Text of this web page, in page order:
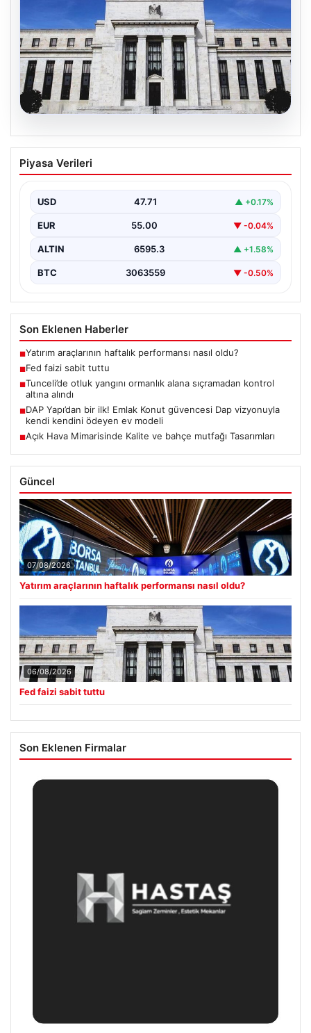
06.08.2026
Fed faizi sabit tuttu
Piyasa Verileri
USD 47.71 ▲ +0.17%
EUR 55.00 ▼ -0.04%
ALTIN 6595.3 ▲ +1.58%
BTC 3063559 ▼ -0.50%
Son Eklenen Haberler
■Yatırım araçlarının haftalık performansı nasıl oldu?
■Fed faizi sabit tuttu
■Tunceli’de otluk yangını ormanlık alana sıçramadan kontrol
altına alındı
■DAP Yapı’dan bir ilk! Emlak Konut güvencesi Dap vizyonuyla
kendi kendini ödeyen ev modeli
■Açık Hava Mimarisinde Kalite ve bahçe mutfağı Tasarımları
Güncel
07/08/2026
Yatırım araçlarının haftalık performansı nasıl oldu?
06/08/2026
Fed faizi sabit tuttu
Son Eklenen Firmalar